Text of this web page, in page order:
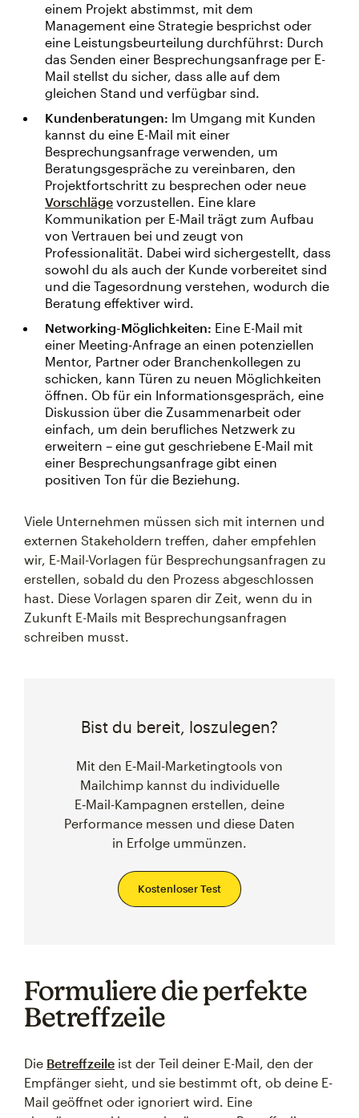
einem Projekt abstimmst, mit dem
Management eine Strategie besprichst oder
eine Leistungsbeurteilung durchführst: Durch
das Senden einer Besprechungsanfrage per E-
Mail stellst du sicher, dass alle auf dem
gleichen Stand und verfügbar sind.
Kundenberatungen: Im Umgang mit Kunden
kannst du eine E-Mail mit einer
Besprechungsanfrage verwenden, um
Beratungsgespräche zu vereinbaren, den
Projektfortschritt zu besprechen oder neue
Vorschläge vorzustellen. Eine klare
Kommunikation per E-Mail trägt zum Aufbau
von Vertrauen bei und zeugt von
Professionalität. Dabei wird sichergestellt, dass
sowohl du als auch der Kunde vorbereitet sind
und die Tagesordnung verstehen, wodurch die
Beratung effektiver wird.
Networking-Möglichkeiten: Eine E-Mail mit
einer Meeting-Anfrage an einen potenziellen
Mentor, Partner oder Branchenkollegen zu
schicken, kann Türen zu neuen Möglichkeiten
öffnen. Ob für ein Informationsgespräch, eine
Diskussion über die Zusammenarbeit oder
einfach, um dein berufliches Netzwerk zu
erweitern – eine gut geschriebene E-Mail mit
einer Besprechungsanfrage gibt einen
positiven Ton für die Beziehung.
Viele Unternehmen müssen sich mit internen und
externen Stakeholdern treffen, daher empfehlen
wir, E-Mail-Vorlagen für Besprechungsanfragen zu
erstellen, sobald du den Prozess abgeschlossen
hast. Diese Vorlagen sparen dir Zeit, wenn du in
Zukunft E-Mails mit Besprechungsanfragen
schreiben musst.
Bist du bereit, loszulegen?
Mit den E‑Mail-Marketingtools von
Mailchimp kannst du individuelle
E‑Mail-Kampagnen erstellen, deine
Performance messen und diese Daten
in Erfolge ummünzen.
Kostenloser Test
Formuliere die perfekte
Betreffzeile
Die Betreffzeile ist der Teil deiner E-Mail, den der
Empfänger sieht, und sie bestimmt oft, ob deine E-
Mail geöffnet oder ignoriert wird. Eine